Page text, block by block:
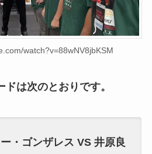
watch?v=88wNV8jbKSM
は次のとおりです。
・ゴンザレス VS 井原良